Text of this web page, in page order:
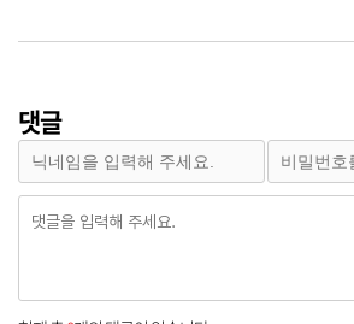
댓글